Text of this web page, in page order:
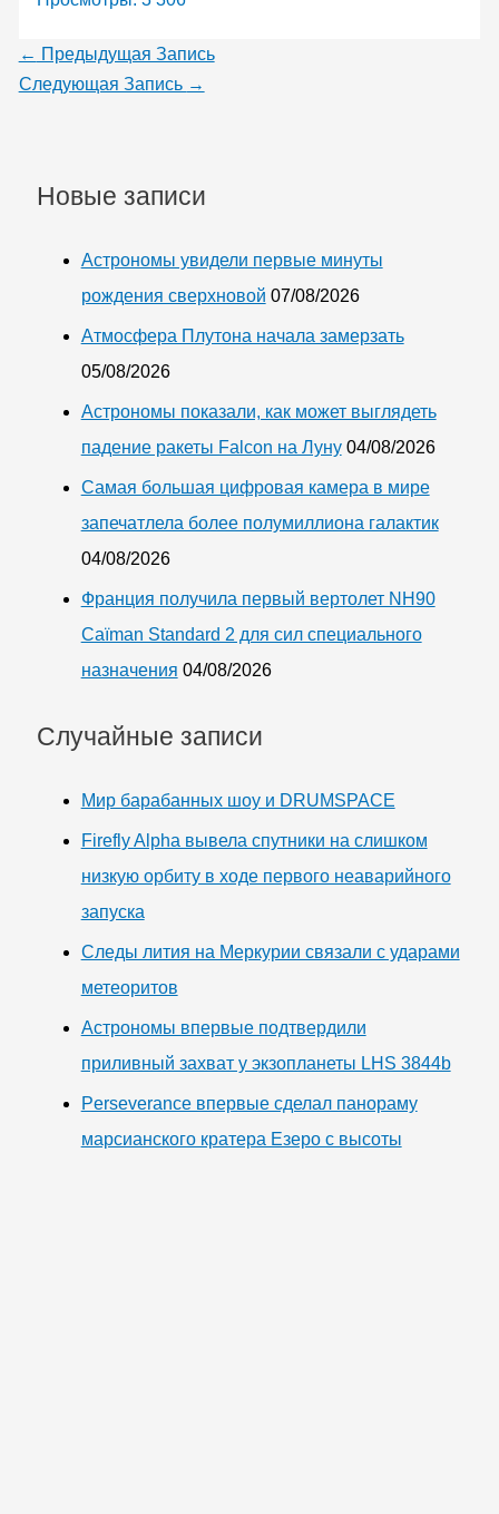
← Предыдущая Запись
Следующая Запись →
Новые записи
Астрономы увидели первые минуты
рождения сверхновой 07/08/2026
Атмосфера Плутона начала замерзать
05/08/2026
Астрономы показали, как может выглядеть
падение ракеты Falcon на Луну 04/08/2026
Самая большая цифровая камера в мире
запечатлела более полумиллиона галактик
04/08/2026
Франция получила первый вертолет NH90
Caïman Standard 2 для сил специального
назначения 04/08/2026
Случайные записи
Мир барабанных шоу и DRUMSPACE
Firefly Alpha вывела спутники на слишком
низкую орбиту в ходе первого неаварийного
запуска
Следы лития на Меркурии связали с ударами
метеоритов
Астрономы впервые подтвердили
приливный захват у экзопланеты LHS 3844b
Perseverance впервые сделал панораму
марсианского кратера Езеро с высоты